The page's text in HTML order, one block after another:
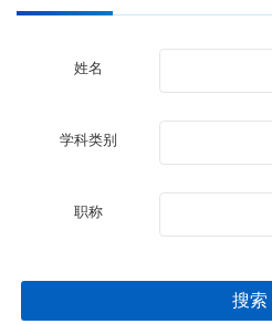
姓名
学科类别
职称
搜索